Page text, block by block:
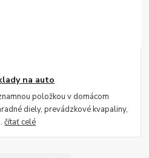
na auto
položkou v domácom
diely, prevádzkové kvapaliny,
čítať celé